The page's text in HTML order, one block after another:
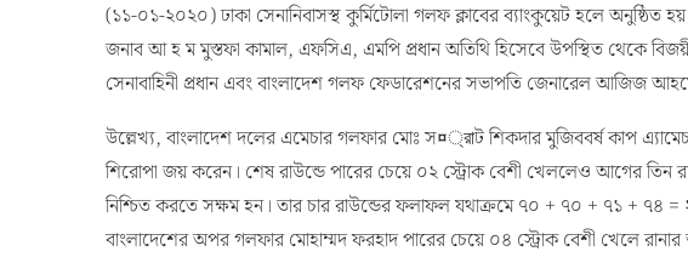
(১১-০১-২০২০) ঢাকা সেনানিবাসস্থ কুর্মিটোলা গলফ ক্লাবের ব্যাংকুয়েট হলে অনুষ্ঠিত হয়।
জনাব আ হ ম মুস্তফা কামাল, এফসিএ, এমপি প্রধান অতিথি হিসেবে উপস্থিত থেকে
সেনাবাহিনী প্রধান এবং বাংলাদেশ গলফ ফেডারেশনের সভাপতি জেনারেল আজিজ
উল্লেখ্য, বাংলাদেশ দলের এমেচার গলফার মোঃ স¤্রাট শিকদার মুজিববর্ষ কাপ
শিরোপা জয় করেন। শেষ রাউন্ডে পারের চেয়ে ০২ স্ট্রোক বেশী খেললেও আগের তিন
নিশ্চিত করতে সক্ষম হন। তার চার রাউন্ডের ফলাফল যথাক্রমে ৭০ + ৭০ + ৭১ + ৭৪
বাংলাদেশের অপর গলফার মােহাম্মদ ফরহাদ পারের চেয়ে ০৪ স্ট্রোক বেশী খেলে